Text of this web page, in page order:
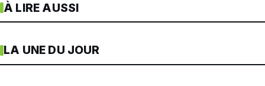
À LIRE AUSSI
LA UNE DU JOUR